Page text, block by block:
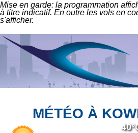
Mise en garde: la programmation
à titre indicatif. En outre les vols en
s'afficher.
MÉTÉO À